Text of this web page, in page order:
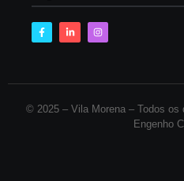
© 2025 – Vila Morena – Todos os
Engenho